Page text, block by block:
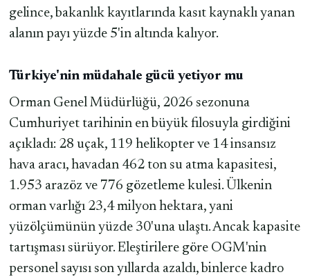
gelince, bakanlık kayıtlarında kasıt kaynaklı yanan
alanın payı yüzde 5'in altında kalıyor.
Türkiye'nin müdahale gücü yetiyor mu
Orman Genel Müdürlüğü, 2026 sezonuna
Cumhuriyet tarihinin en büyük filosuyla girdiğini
açıkladı: 28 uçak, 119 helikopter ve 14 insansız
hava aracı, havadan 462 ton su atma kapasitesi,
1.953 arazöz ve 776 gözetleme kulesi. Ülkenin
orman varlığı 23,4 milyon hektara, yani
yüzölçümünün yüzde 30'una ulaştı. Ancak kapasite
tartışması sürüyor. Eleştirilere göre OGM'nin
personel sayısı son yıllarda azaldı, binlerce kadro